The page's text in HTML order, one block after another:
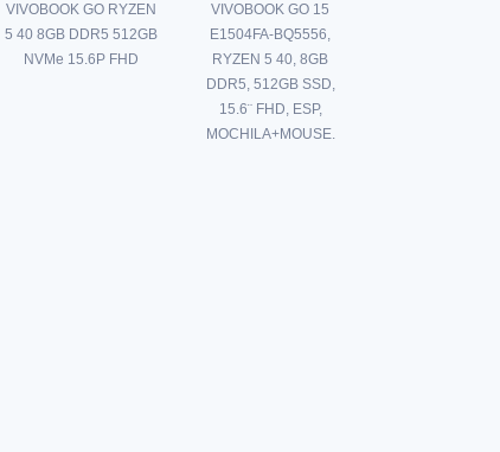
VIVOBOOK GO RYZEN
5 40 8GB DDR5 512GB
NVMe 15.6P FHD
VIVOBOOK GO 15
E1504FA-BQ5556,
RYZEN 5 40, 8GB
DDR5, 512GB SSD,
15.6¨ FHD, ESP,
MOCHILA+MOUSE.